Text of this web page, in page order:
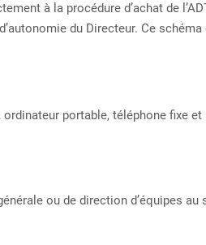
à la procédure d’achat de
du Directeur. Ce
portable, téléphone fixe et
ou de direction d’équipes au